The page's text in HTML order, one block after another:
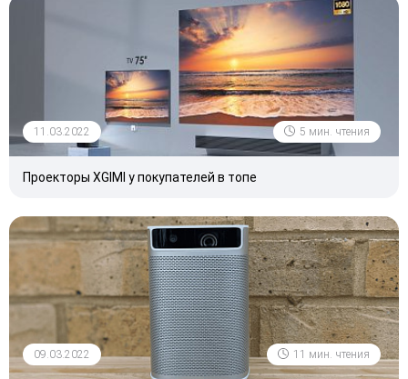
11.03.2022 5 мин. чтения
Проекторы XGIMI у покупателей в топе
09.03.2022 11 мин. чтения